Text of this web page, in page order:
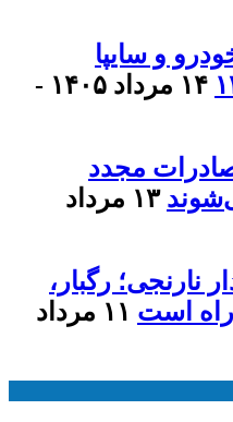
و سایپا
۱۴ مرداد ۱۴۰۵ -
صادرات مجدد
۱۳ مرداد
نارنجی؛ رگبار،
است
۱۱ مرداد